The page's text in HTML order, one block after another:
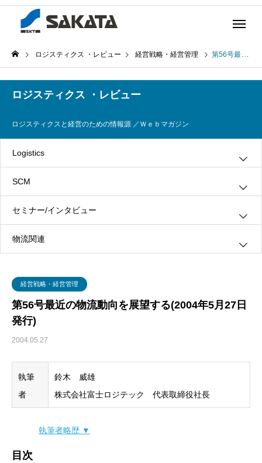
ロジスティクス ・レビュー 経営戦略・経営管理 第56号最近の物流動向を展望する(2004年5月27日発行)
経営戦略・経営管理
第56号最近の物流動向を展望する(2004年5月27日
発行)
2004.05.27
執筆
者
鈴木 威雄
株式会社富士ロジテック 代表取締役社長
執筆者略歴 ▼
目次
ロジスティクス ・レビュー
ロジスティクスと経営のための情報源 ／Ｗｅｂマガジン
Logistics
グリーン・ロジスティクス
３ＰＬ
ロジスティクス
SCM
情報システム
生産管理
セミナー/インタビュー
インタビュー
物流関連
物流品質
輸配送